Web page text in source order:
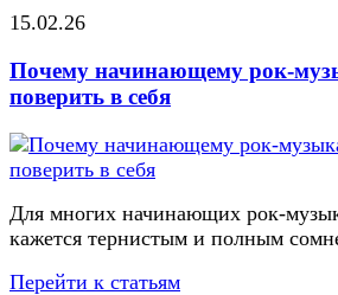
15.02.26
Почему начинающему рок-
поверить в себя
Для многих начинающих рок-
кажется тернистым и полным
Перейти к статьям